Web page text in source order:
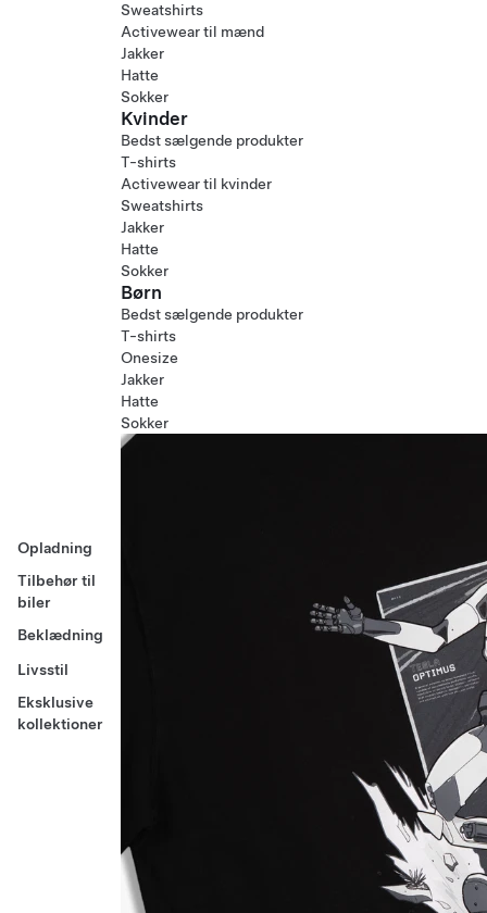
Opladning
Tilbehør til
biler
Beklædning
Livsstil
Eksklusive
kollektioner
Sweatshirts
Activewear til mænd
Jakker
Hatte
Sokker
Kvinder
Bedst sælgende produkter
T-shirts
Activewear til kvinder
Sweatshirts
Jakker
Hatte
Sokker
Børn
Bedst sælgende produkter
T-shirts
Onesize
Jakker
Hatte
Sokker